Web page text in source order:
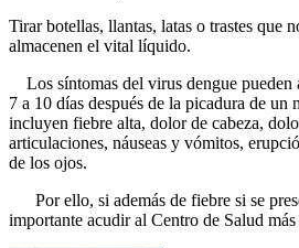
Tirar botellas, llantas, latas o trastes que
almacenen el vital líquido.
Los síntomas del virus dengue pueden
7 a 10 días después de la picadura de un
incluyen fiebre alta, dolor de cabeza,
articulaciones, náuseas y vómitos,
de los ojos.
Por ello, si además de fiebre si se
importante acudir al Centro de Salud